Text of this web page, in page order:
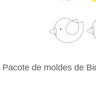
Pacote de moldes de